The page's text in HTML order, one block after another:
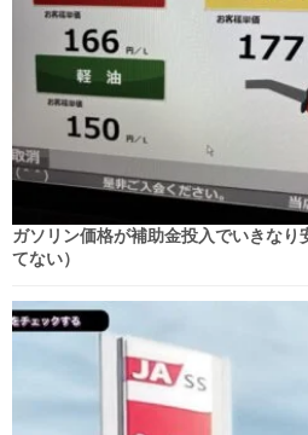
ガソリン価格が補助金投入でいきなり
てない）